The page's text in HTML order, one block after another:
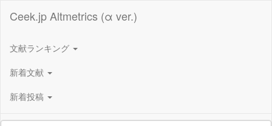
Ceek.jp Altmetrics (α ver.)
文献ランキング
新着文献
新着投稿